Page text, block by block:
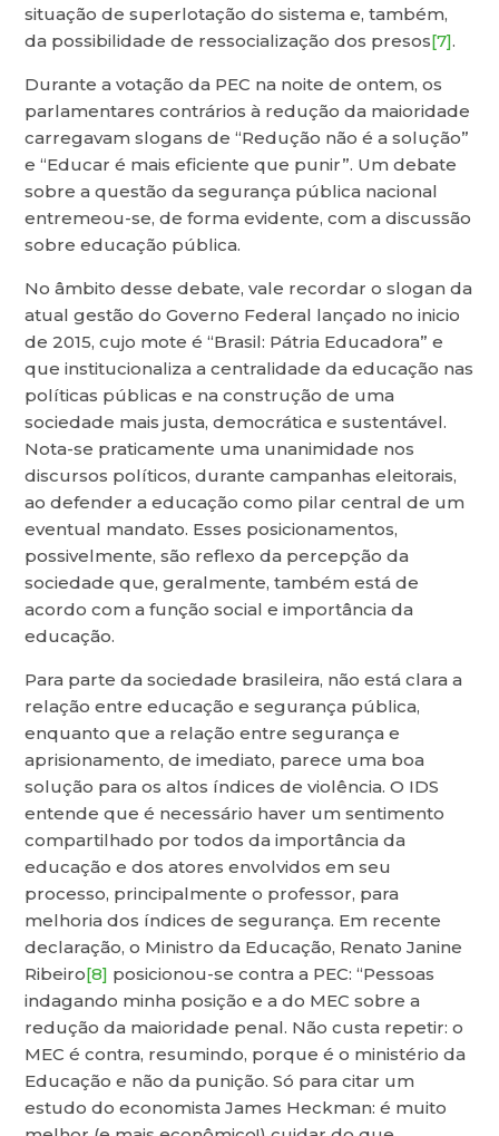
situação de superlotação do sistema e, também,
da possibilidade de ressocialização dos presos[7].
Durante a votação da PEC na noite de ontem, os
parlamentares contrários à redução da maioridade
carregavam slogans de “Redução não é a solução”
e “Educar é mais eficiente que punir”. Um debate
sobre a questão da segurança pública nacional
entremeou-se, de forma evidente, com a discussão
sobre educação pública.
No âmbito desse debate, vale recordar o slogan da
atual gestão do Governo Federal lançado no inicio
de 2015, cujo mote é “Brasil: Pátria Educadora” e
que institucionaliza a centralidade da educação nas
políticas públicas e na construção de uma
sociedade mais justa, democrática e sustentável.
Nota-se praticamente uma unanimidade nos
discursos políticos, durante campanhas eleitorais,
ao defender a educação como pilar central de um
eventual mandato. Esses posicionamentos,
possivelmente, são reflexo da percepção da
sociedade que, geralmente, também está de
acordo com a função social e importância da
educação.
Para parte da sociedade brasileira, não está clara a
relação entre educação e segurança pública,
enquanto que a relação entre segurança e
aprisionamento, de imediato, parece uma boa
solução para os altos índices de violência. O IDS
entende que é necessário haver um sentimento
compartilhado por todos da importância da
educação e dos atores envolvidos em seu
processo, principalmente o professor, para
melhoria dos índices de segurança. Em recente
declaração, o Ministro da Educação, Renato Janine
Ribeiro[8] posicionou-se contra a PEC: “Pessoas
indagando minha posição e a do MEC sobre a
redução da maioridade penal. Não custa repetir: o
MEC é contra, resumindo, porque é o ministério da
Educação e não da punição. Só para citar um
estudo do economista James Heckman: é muito